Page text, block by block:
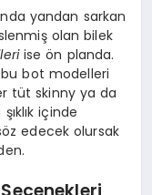
yandan sarkan
olan bilek
ise ön planda.
bot modelleri
tüt skinny ya da
içinde
edecek olursak